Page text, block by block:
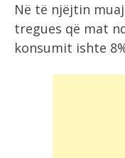
Në të njëjtin
tregues që mat
konsumit ishte